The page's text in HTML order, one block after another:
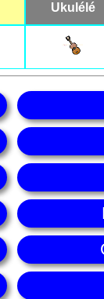
Ukulélé